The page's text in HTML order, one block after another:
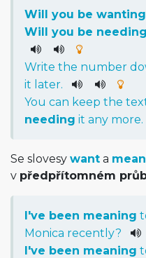
Will you be wanting
Will you be needing
Write the number
it later.
You can keep the
needing it any more.
Se slovesy want a mean
v předpřítomném
I've been meaning
Monica recently?
I've been meaning